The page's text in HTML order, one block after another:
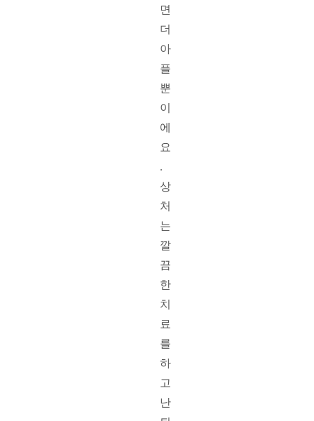
면
더
아
플
뿐
이
에
요
.
상
처
는
깔
끔
한
치
료
를
하
고
난